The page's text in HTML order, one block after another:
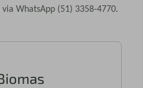
WhatsApp (51) 3358-4770.